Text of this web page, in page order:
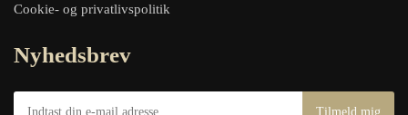
Cookie- og privatlivspolitik
Nyhedsbrev